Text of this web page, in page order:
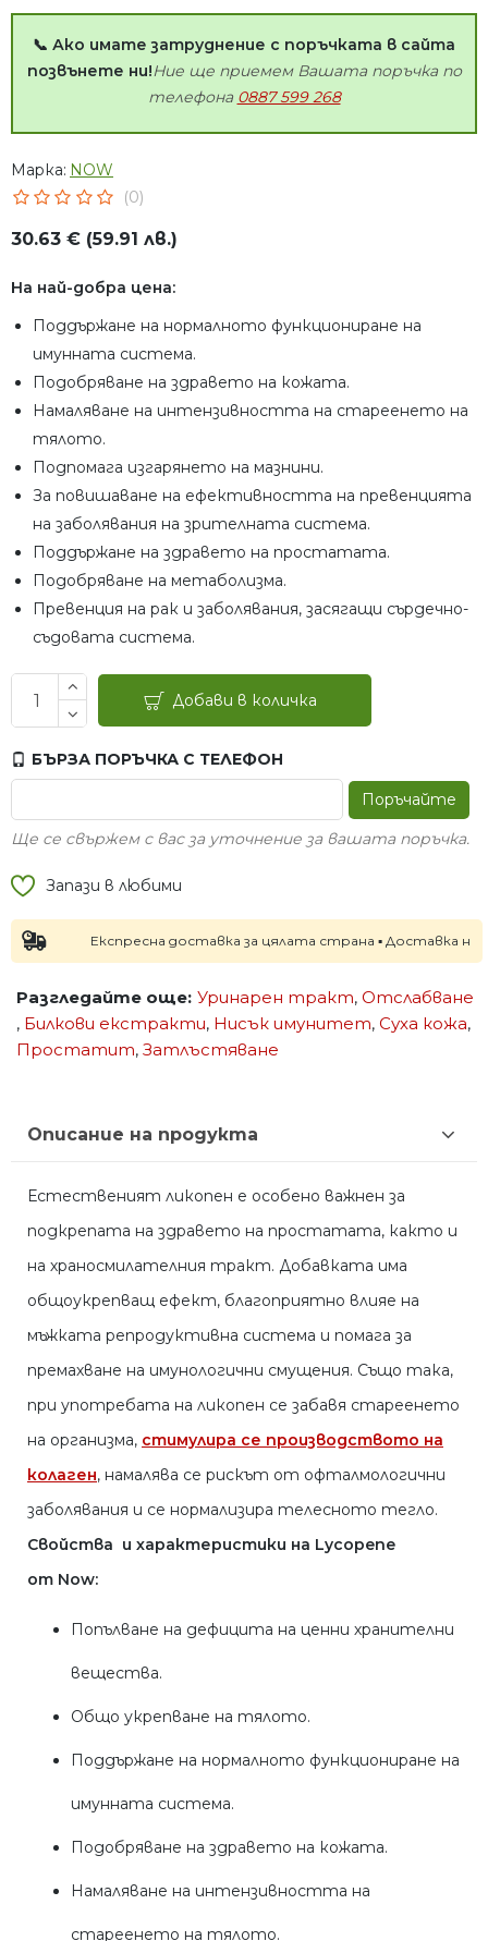
📞 Ако имате затруднение с поръчката в сайта
позвънете ни!Ние ще приемем Вашата поръчка по
телефона 0887 599 268
Марка: NOW
(0)
30.63 € (59.91 лв.)
На най-добра цена:
Поддържане на нормалното функциониране на
имунната система.
Подобряване на здравето на кожата.
Намаляване на интензивността на стареенето на
тялото.
Подпомага изгарянето на мазнини.
За повишаване на ефективността на превенцията
на заболявания на зрителната система.
Поддържане на здравето на простатата.
Подобряване на метаболизма.
Превенция на рак и заболявания, засягащи сърдечно-
съдовата система.
Добави в количка
БЪРЗА ПОРЪЧКА С ТЕЛЕФОН
Поръчайте
Ще се свържем с вас за уточнение за вашата поръчка.
Запази в любими
Експресна доставка за цялата страна ▪ Доставка на
Разгледайте още: Уринарен тракт, Отслабване
, Билкови екстракти, Нисък имунитет, Суха кожа,
Простатит, Затлъстяване
Описание на продукта
Естественият ликопен е особено важнен за
подкрепата на здравето на простатата, както и
на храносмилателния тракт. Добавката има
общоукрепващ ефект, благоприятно влияе на
мъжката репродуктивна система и помага за
премахване на имунологични смущения. Също така,
при употребата на ликопен се забавя стареенето
на организма, стимулира се производството на
колаген, намалява се рискът от офталмологични
заболявания и се нормализира телесното тегло.
Свойства и характеристики на Lycopene
от Now:
Попълване на дефицита на ценни хранителни
вещества.
Общо укрепване на тялото.
Поддържане на нормалното функциониране на
имунната система.
Подобряване на здравето на кожата.
Намаляване на интензивността на
стареенето на тялото.